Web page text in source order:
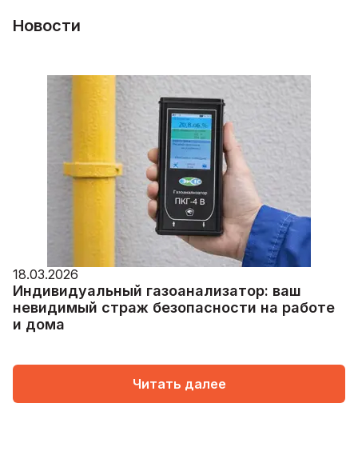
Новости
18.03.2026
Индивидуальный газоанализатор: ваш
невидимый страж безопасности на работе
и дома
Читать далее